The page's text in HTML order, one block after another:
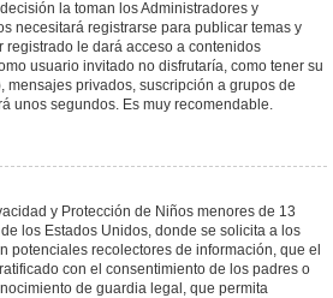
la toman los Administradores y
necesitará registrarse para publicar temas y
registrado le dará acceso a contenidos
usuario invitado no disfrutaría, como tener su
mensajes privados, suscripción a grupos de
unos segundos. Es muy recomendable.
y Protección de Niños menores de 13
los Estados Unidos, donde se solicita a los
potenciales recolectores de información, que el
con el consentimiento de los padres o
de guardia legal, que permita